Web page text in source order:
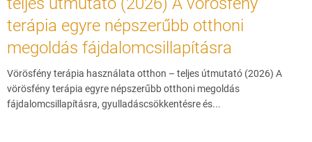
terápia egyre népszerűbb otthoni
megoldás fájdalomcsillapításra
Vörösfény terápia használata otthon – teljes útmutató (2026) A
vörösfény terápia egyre népszerűbb otthoni megoldás
fájdalomcsillapításra, gyulladáscsökkentésre és...